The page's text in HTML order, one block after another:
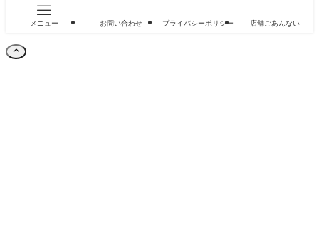
メニュー お問い合わせ プライバシーポリシー 店舗ごあんない